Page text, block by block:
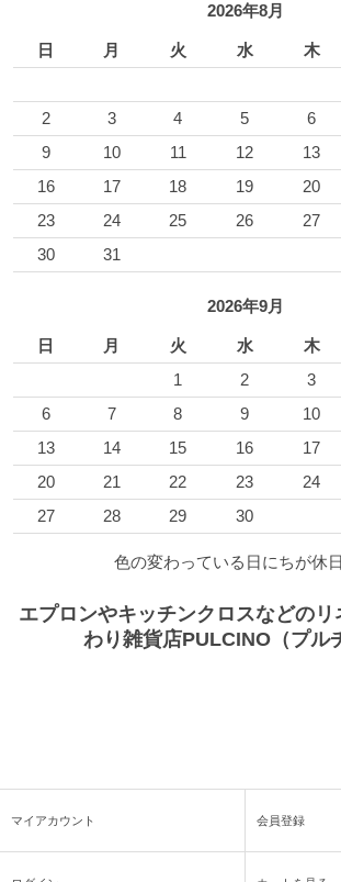
2026年8月
日 月 火 水 木
2
3 4 5 6
9
10 11 12 13
16
17 18 19 20
23
24 25 26 27
30
31
2026年9月
日 月 火 水 木
1
2 3
6
7 8 9 10
13
14 15 16 17
20
21 22 23 24
27
28 29 30
色の変わっている日にちが休
エプロンやキッチンクロスなどの
わり雑貨店PULCINO（プル
マイアカウント 会員登録